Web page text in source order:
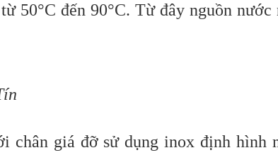
50°C đến 90°C. Từ đây nguồn nước
giá đỡ sử dụng inox định hình